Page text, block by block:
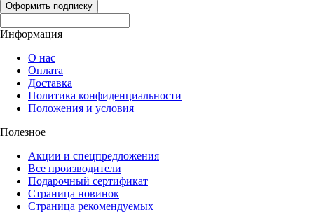
Оформить подписку
Информация
О нас
Оплата
Доставка
Политика конфиденциальности
Положения и условия
Полезное
Акции и спецпредложения
Все производители
Подарочный сертификат
Страница новинок
Страница рекомендуемых